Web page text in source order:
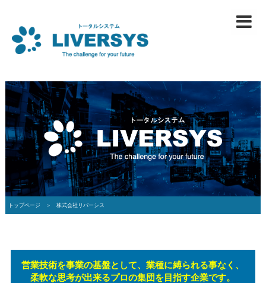
トップページ ＞ 株式会社リバーシス
営業技術を事業の基盤として、業種に縛られる事なく、
柔軟な思考が出来るプロの集団を目指す企業です。